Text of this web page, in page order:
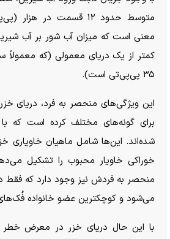
متوسط حدود ۱۲ قسمت در
معنی است که میزان آب شور بر آب
کمتر از یک دریای معمولی (که
۳۵ پی‌پی‌تی است).
این ویژگی‌های منحصر به فرد، دریای
برای گونه‌های مختلف کرده است که
شده‌اند. این‌ها شامل ماهیان
خوراکی خاویار محبوب را تشکیل
منحصر به فردش نیز وجود دارد که فقط
می‌شود و کوچکترین عضو خانواده
با این حال دریای خزر در معرض خطر